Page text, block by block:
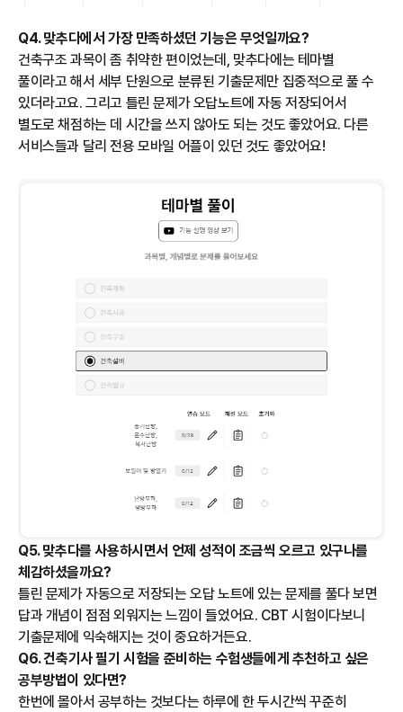
Q4. 맞추다에서 가장 만족하셨던 기능은 무엇일까요?
건축구조 과목이 좀 취약한 편이었는데, 맞추다에는 테마별
풀이라고 해서 세부 단원으로 분류된 기출문제만 집중적으로 풀 수
있더라고요. 그리고 틀린 문제가 오답노트에 자동 저장되어서
별도로 채점하는 데 시간을 쓰지 않아도 되는 것도 좋았어요. 다른
서비스들과 달리 전용 모바일 어플이 있던 것도 좋았어요!
Q5. 맞추다를 사용하시면서 언제 성적이 조금씩 오르고 있구나를
체감하셨을까요?
틀린 문제가 자동으로 저장되는 오답 노트에 있는 문제를 풀다 보면
답과 개념이 점점 외워지는 느낌이 들었어요. CBT 시험이다보니
기출문제에 익숙해지는 것이 중요하거든요.
Q6. 건축기사 필기 시험을 준비하는 수험생들에게 추천하고 싶은
공부방법이 있다면?
한번에 몰아서 공부하는 것보다는 하루에 한 두시간씩 꾸준히